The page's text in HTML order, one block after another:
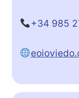
+34 985